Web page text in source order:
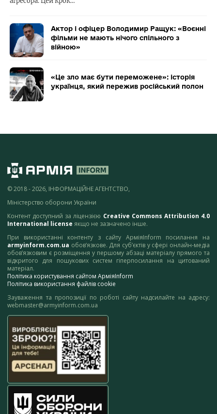
Актор і офіцер Володимир Ращук: «Воєнні
фільми не мають нічого спільного з
війною»
«Це зло має бути переможене»: історія
українця, який пережив російський полон
© 2018 - 2026, ІНФОРМАЦІЙНЕ АГЕНТСТВО,
Міністерство оборони України
Контент доступний за ліцензією Creative Commons Attribution 4.0
International license якщо не зазначено інше.
При використанні контенту з сайту АрміяInform посилання на
armyinform.com.ua обов’язкове. Для суб’єктів у сфері онлайн-медіа
обов’язковим є розміщення у першому абзаці матеріалу прямого та
відкритого для пошукових систем гіперпосилання на цитований
матеріал.
Політика користування сайтом АрміяInform
Політика використання файлів cookie
Зауваження та пропозиції по роботі сайту надсилайте на адресу:
webmaster@armyinform.com.ua